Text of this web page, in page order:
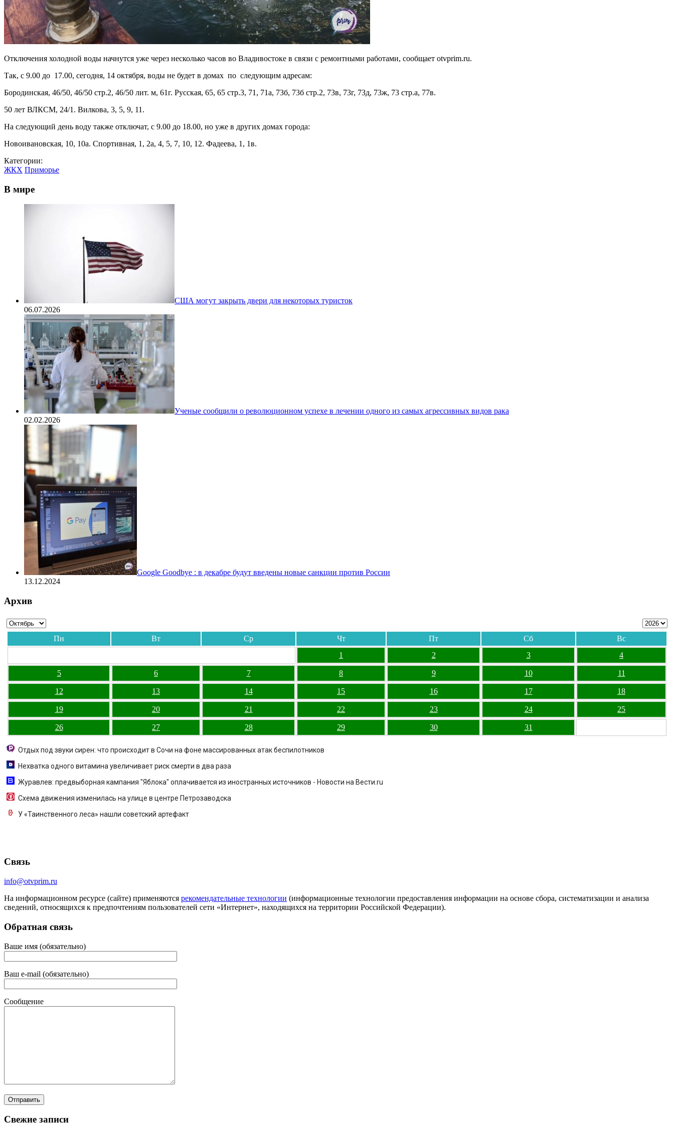
Отключения холодной воды начнутся уже через несколько часов во Владивостоке в связи с ремонтными работами, сообщает otvprim.ru.
Так, с 9.00 до 17.00, сегодня, 14 октября, воды не будет в домах по следующим адресам:
Бородинская, 46/50, 46/50 стр.2, 46/50 лит. м, 61г. Русская, 65, 65 стр.3, 71, 71а, 73б, 73б стр.2, 73в, 73г, 73д, 73ж, 73 стр.а, 77в.
50 лет ВЛКСМ, 24/1. Вилкова, 3, 5, 9, 11.
На следующий день воду также отключат, с 9.00 до 18.00, но уже в других домах города:
Новоивановская, 10, 10а. Спортивная, 1, 2а, 4, 5, 7, 10, 12. Фадеева, 1, 1в.
Категории:
ЖКХ Приморье
В мире
США могут закрыть двери для некоторых туристок
06.07.2026
Ученые сообщили о революционном успехе в лечении одного из самых агрессивных видов рака
02.02.2026
Google Goodbye : в декабре будут введены новые санкции против России
13.12.2024
Архив
Пн Вт Ср Чт Пт Сб
Вс
1
2 3 4
5 6 7 8 9 10 11
12 13 14 15 16 17 18
19 20 21 22 23 24 25
26 27 28 29 30 31
Отдых под звуки сирен: что происходит в Сочи на фоне массированных атак беспилотников
Нехватка одного витамина увеличивает риск смерти в два раза
Журавлев: предвыборная кампания "Яблока" оплачивается из иностранных источников - Новости на Вести.ru
Схема движения изменилась на улице в центре Петрозаводска
У «Таинственного леса» нашли советский артефакт
Связь
info@otvprim.ru
На информационном ресурсе (сайте) применяются рекомендательные технологии (информационные технологии предоставления информации на основе сбора, систематизации и анализа
сведений, относящихся к предпочтениям пользователей сети «Интернет», находящихся на территории Российской Федерации).
Обратная связь
Ваше имя (обязательно)
Ваш e-mail (обязательно)
Сообщение
Свежие записи